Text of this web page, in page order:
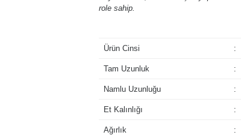
role sahip.
Ürün Cinsi :
Tam Uzunluk :
Namlu Uzunluğu :
Et Kalınlığı :
Ağırlık :